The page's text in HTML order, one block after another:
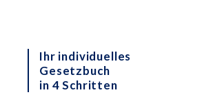
Ihr individuelles
Gesetzbuch
in 4 Schritten